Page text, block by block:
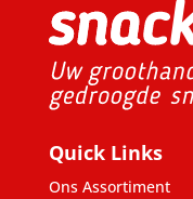
Quick Links
Ons Assortiment